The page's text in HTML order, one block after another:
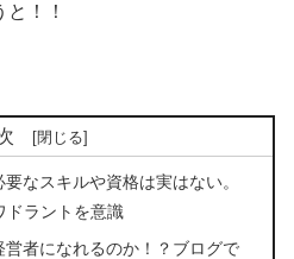
！！
なスキルや資格は実はない。
ドラントを意識
者になれるのか！？ブログで